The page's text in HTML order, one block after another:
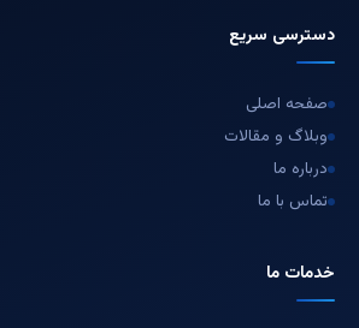
دسترسی سریع
صفحه اصلی
وبلاگ و مقالات
درباره ما
تماس با ما
خدمات ما